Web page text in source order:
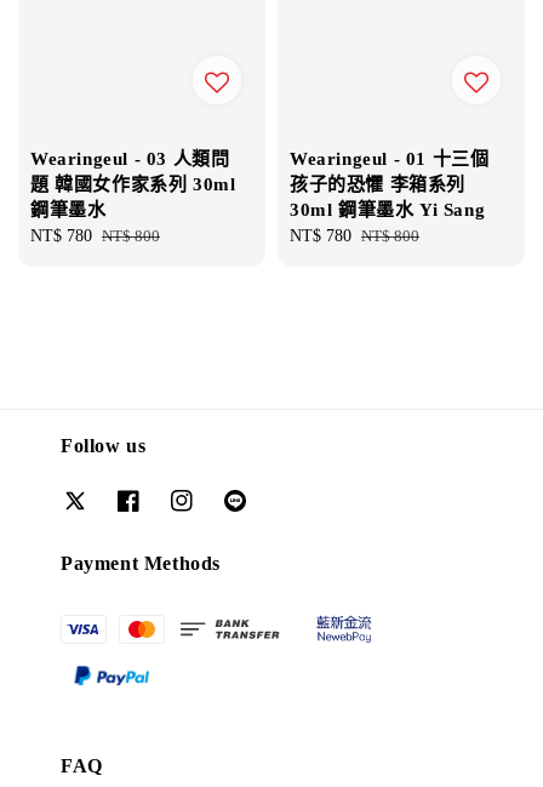
Wearingeul - 03 人類問
題 韓國女作家系列 30ml
鋼筆墨水
Sale
NT$ 780 Regular
NT$ 800
Wearingeul - 01 十三個
孩子的恐懼 李箱系列
30ml 鋼筆墨水 Yi Sang
Sale
NT$ 780 Regular
NT$ 800
Follow us
Payment Methods
FAQ